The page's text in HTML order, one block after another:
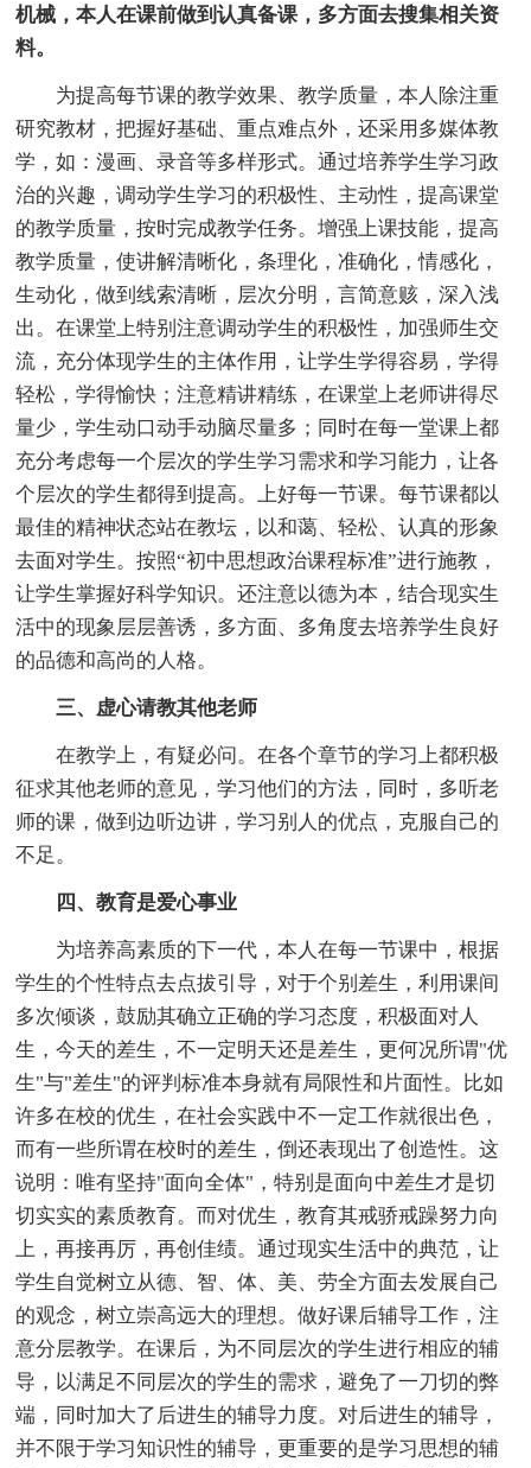
机械，本人在课前做到认真备课，多方面去搜集相关资
料。
为提高每节课的教学效果、教学质量，本人除注重
研究教材，把握好基础、重点难点外，还采用多媒体教
学，如：漫画、录音等多样形式。通过培养学生学习政
治的兴趣，调动学生学习的积极性、主动性，提高课堂
的教学质量，按时完成教学任务。增强上课技能，提高
教学质量，使讲解清晰化，条理化，准确化，情感化，
生动化，做到线索清晰，层次分明，言简意赅，深入浅
出。在课堂上特别注意调动学生的积极性，加强师生交
流，充分体现学生的主体作用，让学生学得容易，学得
轻松，学得愉快；注意精讲精练，在课堂上老师讲得尽
量少，学生动口动手动脑尽量多；同时在每一堂课上都
充分考虑每一个层次的学生学习需求和学习能力，让各
个层次的学生都得到提高。上好每一节课。每节课都以
最佳的精神状态站在教坛，以和蔼、轻松、认真的形象
去面对学生。按照“初中思想政治课程标准”进行施教，
让学生掌握好科学知识。还注意以德为本，结合现实生
活中的现象层层善诱，多方面、多角度去培养学生良好
的品德和高尚的人格。
三、虚心请教其他老师
在教学上，有疑必问。在各个章节的学习上都积极
征求其他老师的意见，学习他们的方法，同时，多听老
师的课，做到边听边讲，学习别人的优点，克服自己的
不足。
四、教育是爱心事业
为培养高素质的下一代，本人在每一节课中，根据
学生的个性特点去点拔引导，对于个别差生，利用课间
多次倾谈，鼓励其确立正确的学习态度，积极面对人
生，今天的差生，不一定明天还是差生，更何况所谓"优
生"与"差生"的评判标准本身就有局限性和片面性。比如
许多在校的优生，在社会实践中不一定工作就很出色，
而有一些所谓在校时的差生，倒还表现出了创造性。这
说明：唯有坚持"面向全体"，特别是面向中差生才是切
切实实的素质教育。而对优生，教育其戒骄戒躁努力向
上，再接再厉，再创佳绩。通过现实生活中的典范，让
学生自觉树立从德、智、体、美、劳全方面去发展自己
的观念，树立崇高远大的理想。做好课后辅导工作，注
意分层教学。在课后，为不同层次的学生进行相应的辅
导，以满足不同层次的学生的需求，避免了一刀切的弊
端，同时加大了后进生的辅导力度。对后进生的辅导，
并不限于学习知识性的辅导，更重要的是学习思想的辅